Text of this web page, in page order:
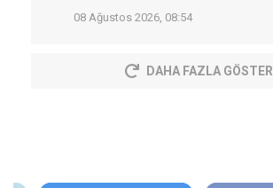
08 Ağustos 2026, 08:54
DAHA FAZLA GÖSTER